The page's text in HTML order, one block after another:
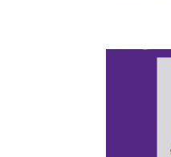
eta Intza
zen.
Ondoren,
beren